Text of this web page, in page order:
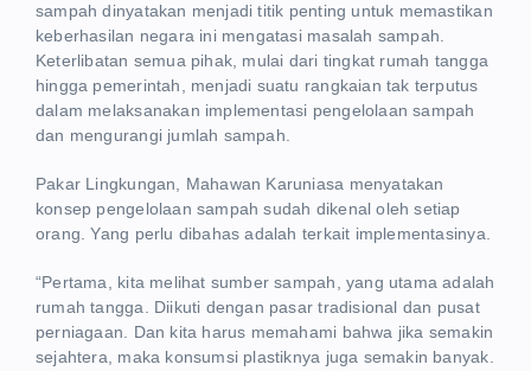
sampah dinyatakan menjadi titik penting untuk memastikan
keberhasilan negara ini mengatasi masalah sampah.
Keterlibatan semua pihak, mulai dari tingkat rumah tangga
hingga pemerintah, menjadi suatu rangkaian tak terputus
dalam melaksanakan implementasi pengelolaan sampah
dan mengurangi jumlah sampah.
Pakar Lingkungan, Mahawan Karuniasa menyatakan
konsep pengelolaan sampah sudah dikenal oleh setiap
orang. Yang perlu dibahas adalah terkait implementasinya.
“Pertama, kita melihat sumber sampah, yang utama adalah
rumah tangga. Diikuti dengan pasar tradisional dan pusat
perniagaan. Dan kita harus memahami bahwa jika semakin
sejahtera, maka konsumsi plastiknya juga semakin banyak.